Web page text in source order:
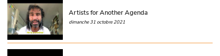
Artists for Another Agenda
dimanche 31 octobre 2021